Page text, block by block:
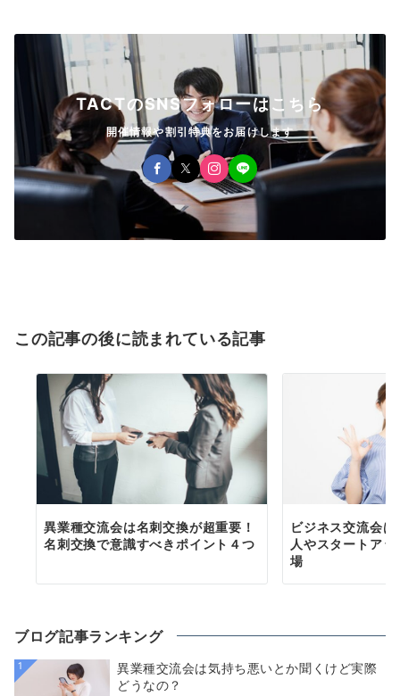
TACTのSNSフォローはこちら
開催情報や割引特典をお届けします
この記事の後に読まれている記事
異業種交流会は名刺交換が超重要！
名刺交換で意識すべきポイント４つ
ビジネス交流会
人やスタートア
場
ブログ記事ランキング
1
異業種交流会は気持ち悪いとか聞くけど実際
どうなの？